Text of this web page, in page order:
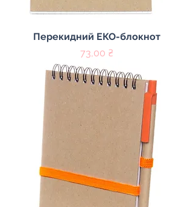
Перекидний ЕКО-блокнот
Цена
73,00 ₴